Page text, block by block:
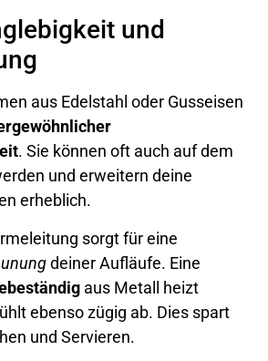
und
aus Edelstahl oder Gusseisen
. Sie können oft auch auf dem
und erweitern deine
erheblich.
sorgt für eine
deiner Aufläufe. Eine
aus Metall heizt
ebenso zügig ab. Dies spart
und Servieren.